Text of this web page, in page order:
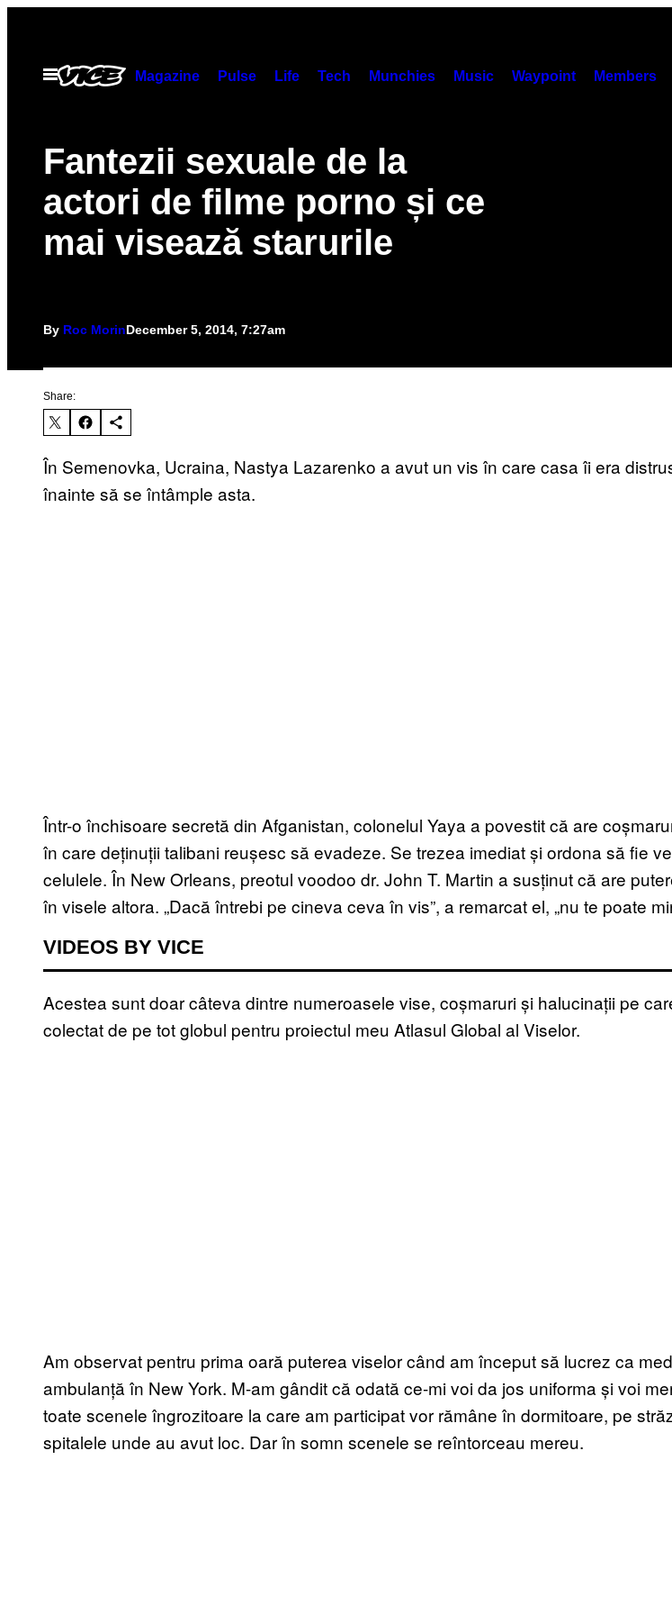
contentOpen
Menu
Magazine Pulse Life Tech Munchies Music Waypoint Members
Fantezii sexuale de la
actori de filme porno și ce
mai visează starurile
By Roc MorinDecember 5, 2014, 7:27am
Share:
În Semenovka, Ucraina, Nastya Lazarenko a avut un vis în care casa îi era
înainte să se întâmple asta.
Într-o închisoare secretă din Afganistan, colonelul Yaya a povestit că are
în care deținuții talibani reușesc să evadeze. Se trezea imediat și ordona să fie
celulele. În New Orleans, preotul voodoo dr. John T. Martin a susținut că are
în visele altora. „Dacă întrebi pe cineva ceva în vis”, a remarcat el, „nu te poate
VIDEOS BY VICE
Acestea sunt doar câteva dintre numeroasele vise, coșmaruri și halucinații pe
colectat de pe tot globul pentru proiectul meu Atlasul Global al Viselor.
Am observat pentru prima oară puterea viselor când am început să lucrez ca
ambulanță în New York. M-am gândit că odată ce-mi voi da jos uniforma și voi
toate scenele îngrozitoare la care am participat vor rămâne în dormitoare, pe
spitalele unde au avut loc. Dar în somn scenele se reîntorceau mereu.